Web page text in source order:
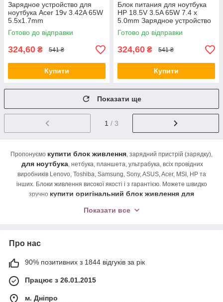
Зарядное устройство для
ноутбука Acer 19v 3.42A 65W
5.5x1.7mm
Готово до відправки
324,60 ₴ 541 ₴
Купити
Блок питания для ноутбука
HP 18.5V 3.5A 65W 7.4 x
5.0mm Зарядное устройство
на нр
Готово до відправки
324,60 ₴ 541 ₴
Купити
Показати ще
1 / 3
Пропонуємо купити блок живлення, зарядний пристрій (зарядку),
для ноутбука, нетбука, планшета, ультрабука, всіх провідних
виробників Lenovo, Toshiba, Samsung, Sony, ASUS, Acer, MSI, HP та
інших. Блоки живлення високої якості і з гарантією. Можете швидко
зручно купити оригінальний блок живлення для
зарядних пристроїв для ноутбуків. Працюємо без вихідних,
зарядний пристрій (зарядку) до ноутбука
ноутбука Samsung, зарядний пристрій (зарядку) до ноутбука
пристрій (зарядку) до ноутбука
пристрій (зарядку) до ноутбука MSI, зарядний пристрій (зарядку) до
Показати все
Про нас
90% позитивних з 1844 відгуків за рік
Працює з 26.01.2015
м. Дніпро